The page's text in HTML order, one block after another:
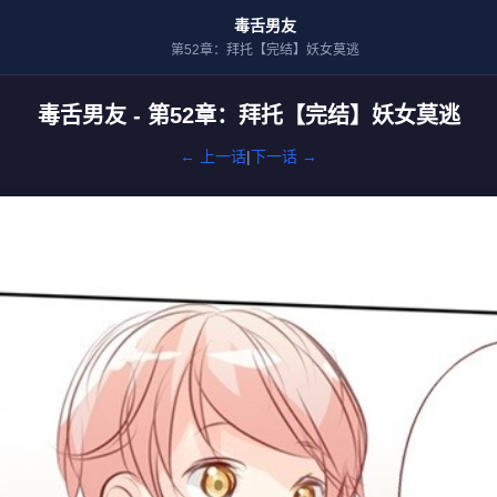
毒舌男友
第52章：拜托【完结】妖女莫逃
毒舌男友 - 第52章：拜托【完结】妖女莫逃
← 上一话|下一话 →